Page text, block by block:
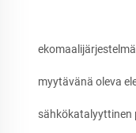
myytävänä oleva
sähkökatalyyttinen